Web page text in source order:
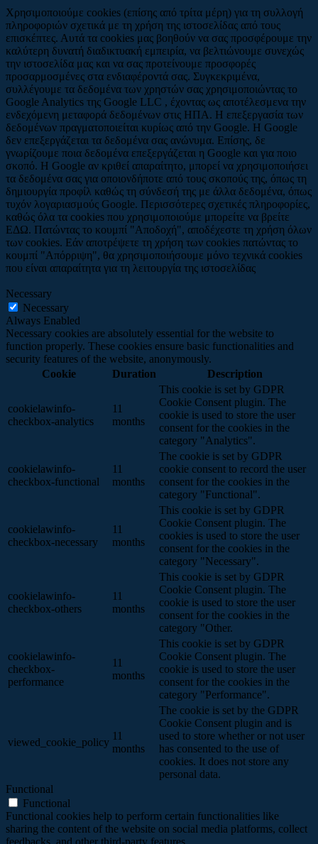
Χρησιμοποιούμε cookies (επίσης από τρίτα μέρη) για τη συλλογή
πληροφοριών σχετικά με τη χρήση της ιστοσελίδας από τους
επισκέπτες. Αυτά τα cookies μας βοηθούν να σας προσφέρουμε την
καλύτερη δυνατή διαδικτυακή εμπειρία, να βελτιώνουμε συνεχώς
την ιστοσελίδα μας και να σας προτείνουμε προσφορές
προσαρμοσμένες στα ενδιαφέροντά σας. Συγκεκριμένα,
συλλέγουμε τα δεδομένα των χρηστών σας χρησιμοποιώντας το
Google Analytics της Google LLC , έχοντας ως αποτέλεσμενα την
ενδεχόμενη μεταφορά δεδομένων στις ΗΠΑ. Η επεξεργασία των
δεδομένων πραγματοποιείται κυρίως από την Google. Η Google
δεν επεξεργάζεται τα δεδομένα σας ανώνυμα. Επίσης, δε
γνωρίζουμε ποια δεδομένα επεξεργάζεται η Google και για ποιο
σκοπό. Η Google αν κριθεί απαραίτητο, μπορεί να χρησιμοποιήσει
τα δεδομένα σας για οποιονδήποτε από τους σκοπούς της, όπως τη
δημιουργία προφίλ καθώς τη σύνδεσή της με άλλα δεδομένα, όπως
τυχόν λογαριασμούς Google. Περισσότερες σχετικές πληροφορίες,
καθώς όλα τα cookies που χρησιμοποιούμε μπορείτε να βρείτε
ΕΔΩ. Πατώντας το κουμπί "Αποδοχή", αποδέχεστε τη χρήση όλων
των cookies. Εάν αποτρέψετε τη χρήση των cookies πατώντας το
κουμπί "Απόρριψη", θα χρησιμοποιήσουμε μόνο τεχνικά cookies
που είναι απαραίτητα για τη λειτουργία της ιστοσελίδας
Necessary
Necessary
Always Enabled
Necessary cookies are absolutely essential for the website to
function properly. These cookies ensure basic functionalities and
security features of the website, anonymously.
Cookie
Duration Description
cookielawinfo-
checkbox-analytics
11
months
This cookie is set by GDPR
Cookie Consent plugin. The
cookie is used to store the user
consent for the cookies in the
category "Analytics".
cookielawinfo-
checkbox-functional
11
months
The cookie is set by GDPR
cookie consent to record the user
consent for the cookies in the
category "Functional".
cookielawinfo-
checkbox-necessary
11
months
This cookie is set by GDPR
Cookie Consent plugin. The
cookies is used to store the user
consent for the cookies in the
category "Necessary".
cookielawinfo-
checkbox-others
11
months
This cookie is set by GDPR
Cookie Consent plugin. The
cookie is used to store the user
consent for the cookies in the
category "Other.
cookielawinfo-
checkbox-
performance
11
months
This cookie is set by GDPR
Cookie Consent plugin. The
cookie is used to store the user
consent for the cookies in the
category "Performance".
viewed_cookie_policy
11
months
The cookie is set by the GDPR
Cookie Consent plugin and is
used to store whether or not user
has consented to the use of
cookies. It does not store any
personal data.
Functional
Functional
Functional cookies help to perform certain functionalities like
sharing the content of the website on social media platforms, collect
feedbacks, and other third-party features.